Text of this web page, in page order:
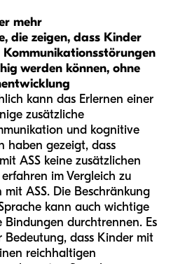
mehr
die zeigen, dass Kinder
werden können, ohne
kann das Erlernen einer
zusätzliche
und kognitive
haben gezeigt, dass
ASS keine zusätzlichen
im Vergleich zu
ASS. Die Beschränkung
kann auch wichtige
durchtrennen. Es
Bedeutung, dass Kinder mit
reichhaltigen